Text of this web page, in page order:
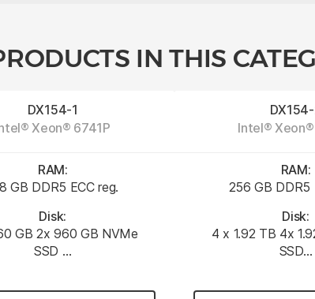
IN THIS
DX154-1
Xeon® 6741P
RAM:
GB DDR5 ECC reg.
Disk:
GB 2x 960 GB NVMe
SSD …
Intel® Xeon®
RAM:
256 GB DDR5
Disk:
4 x 1.92 TB 4x
SSD…